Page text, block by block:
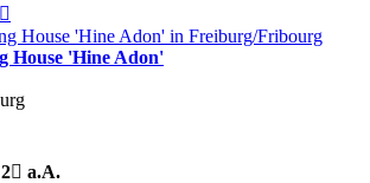

House 'Hine Adon'
2 a.A.